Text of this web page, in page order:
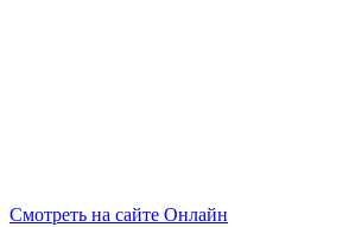
Смотреть на сайте Онлайн